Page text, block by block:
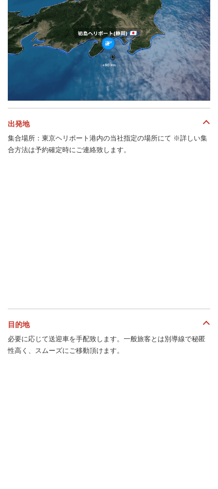
出発地
集合場所：東京ヘリポート港内の当社指定の場所にて ※詳しい集
合方法は予約確定時にご連絡致します。
目的地
必要に応じて送迎車を手配致します。一般旅客とは別導線で秘匿
性高く、スムーズにご移動頂けます。